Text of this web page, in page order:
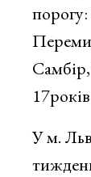
Самбір,
У м.